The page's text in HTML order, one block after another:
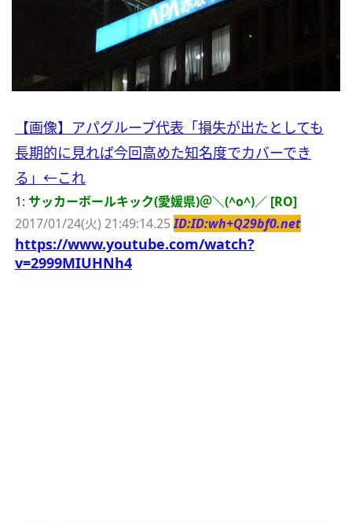
【画像】アパグループ代表「損失が出たとしても
長期的に見れば今回高めた知名度でカバーでき
る」←これ
1: サッカーボールキック(愛媛県)＠＼(^o^)／ [RO]
2017/01/24(火) 21:49:14.25ID:ID:wh+Q29bf0.net
https://www.youtube.com/watch?
v=2999MIUHNh4